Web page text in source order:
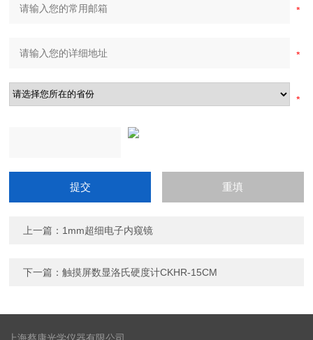
上一篇： 1mm超细电子内窥镜
下一篇：触摸屏数显洛氏硬度计CKHR-15CM